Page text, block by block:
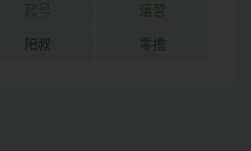
运营
阳叔 零撸